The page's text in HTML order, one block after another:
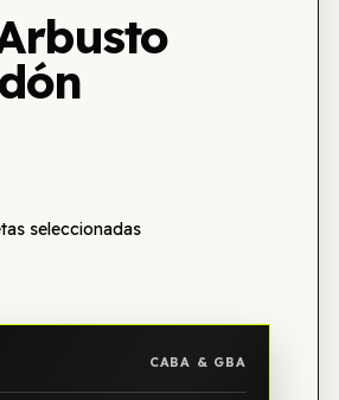
seleccionadas
CABA & GBA